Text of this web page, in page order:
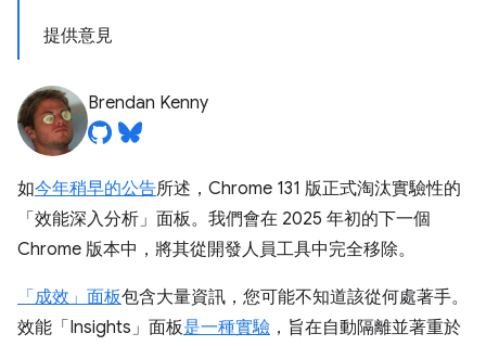
提供意見
Brendan Kenny
如今年稍早的公告所述，Chrome 131 版正式淘汰實驗性的
「效能深入分析」面板。我們會在 2025 年初的下一個
Chrome 版本中，將其從開發人員工具中完全移除。
「成效」面板包含大量資訊，您可能不知道該從何處著手。
效能「Insights」 面板是一種實驗 ，旨在自動隔離並著重於